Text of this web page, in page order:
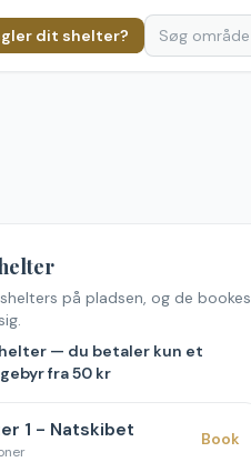
dit shelter?
shelters på pladsen, og de bookes
— du betaler kun et
fra 50 kr
1 - Natskibet Book